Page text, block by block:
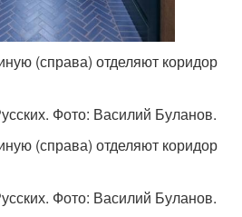
(справа) отделяют коридор
Фото: Василий Буланов.
(справа) отделяют коридор
Фото: Василий Буланов.